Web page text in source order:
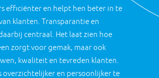
efficiënter en helpt hen beter in te
klanten. Transparantie en
centraal. Het laat zien hoe
zorgt voor gemak, maar ook
kwaliteit en tevreden klanten.
overzichtelijker en persoonlijker te